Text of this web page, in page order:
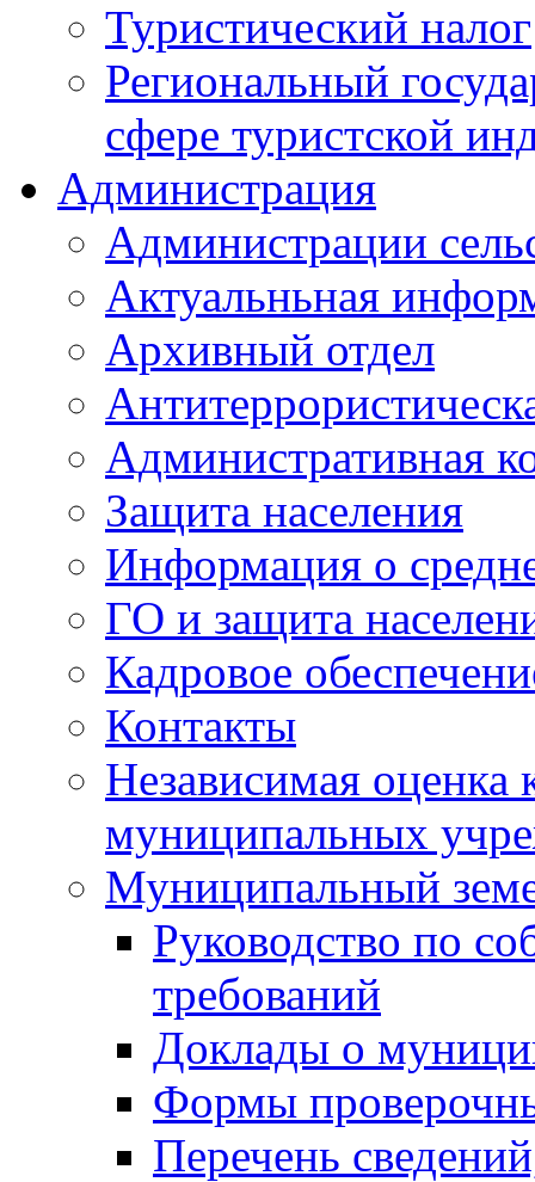
Туристический налог
Региональный
сфере туристской
Администрация
Администрации
Актуальньная
Архивный отдел
Административная
Защита населения
Информация о
ГО и защита
Кадровое
Контакты
Независимая оценка
муниципальных
Муниципальный
Руководство по
требований
Доклады о
Формы
Перечень